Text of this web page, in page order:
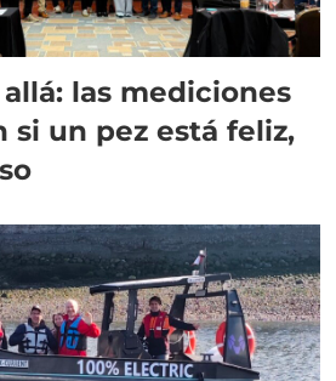
las mediciones
si un pez está feliz,